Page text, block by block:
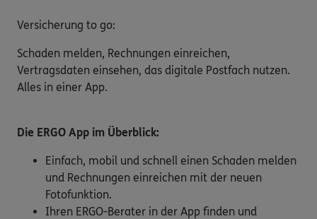
Versicherung to go:
Schaden melden, Rechnungen einreichen,
Vertragsdaten einsehen, das digitale Postfach nutzen.
Alles in einer App.
Die ERGO App im Überblick:
Einfach, mobil und schnell einen Schaden melden
und Rechnungen einreichen mit der neuen
Fotofunktion.
Ihren ERGO-Berater in der App finden und